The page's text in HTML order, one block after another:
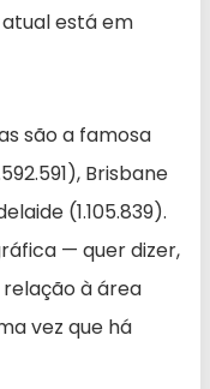
está em
são a famosa
Brisbane
(1.105.839).
— quer dizer,
à área
vez que há